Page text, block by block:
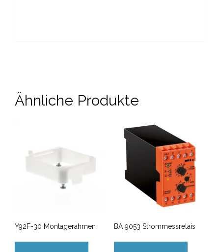
Ähnliche Produkte
Y92F-30 Montagerahmen BA 9053 Strommessrelais